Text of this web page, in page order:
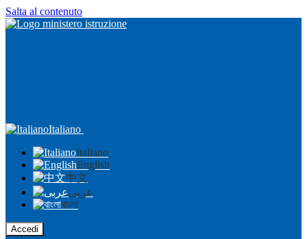
Salta al contenuto
Italiano
Italiano
English
中文
عربى
বাংলা
Accedi